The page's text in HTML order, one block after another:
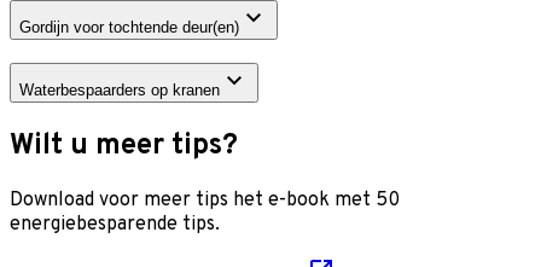
Gordijn voor tochtende deur(en)
Waterbespaarders op kranen
Wilt u meer tips?
Download voor meer tips het e-book met 50
energiebesparende tips.